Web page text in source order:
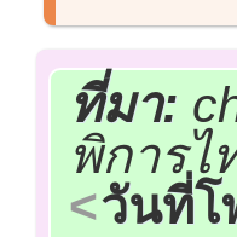
ที่มา:
พิการไ
วันที่โ